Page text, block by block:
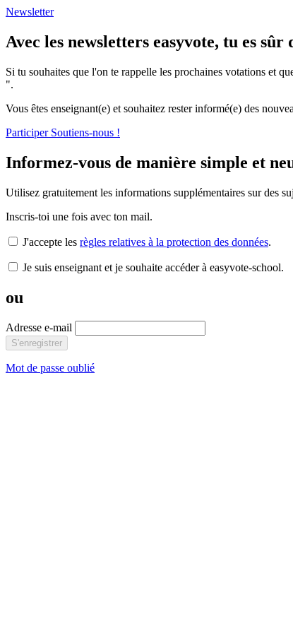
Newsletter
Avec les newsletters easyvote, tu es
Si tu souhaites que l'on te rappelle les prochaines votations et
".
Vous êtes enseignant(e) et souhaitez rester informé(e) des
Participer Soutiens-nous !
Informez-vous de manière simple et
Utilisez gratuitement les informations supplémentaires sur des
Inscris-toi une fois avec ton mail.
J'accepte les règles relatives à la protection des données.
Je suis enseignant et je souhaite accéder à easyvote-school.
ou
Adresse e-mail
S'enregistrer
Mot de passe oublié